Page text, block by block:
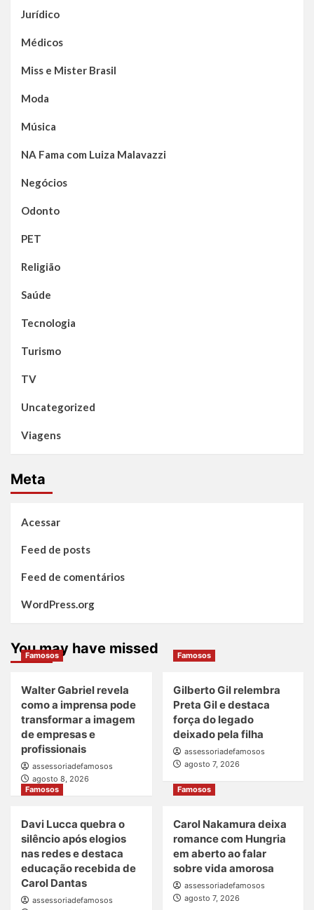
Jurídico
Médicos
Miss e Mister Brasil
Moda
Música
NA Fama com Luiza Malavazzi
Negócios
Odonto
PET
Religião
Saúde
Tecnologia
Turismo
TV
Uncategorized
Viagens
Meta
Acessar
Feed de posts
Feed de comentários
WordPress.org
You may have missed
Famosos
Walter Gabriel revela
como a imprensa pode
transformar a imagem
de empresas e
profissionais
assessoriadefamosos
agosto 8, 2026
Famosos
Gilberto Gil relembra
Preta Gil e destaca
força do legado
deixado pela filha
assessoriadefamosos
agosto 7, 2026
Famosos
Davi Lucca quebra o
silêncio após elogios
nas redes e destaca
educação recebida de
Carol Dantas
assessoriadefamosos
Famosos
Carol Nakamura deixa
romance com Hungria
em aberto ao falar
sobre vida amorosa
assessoriadefamosos
agosto 7, 2026